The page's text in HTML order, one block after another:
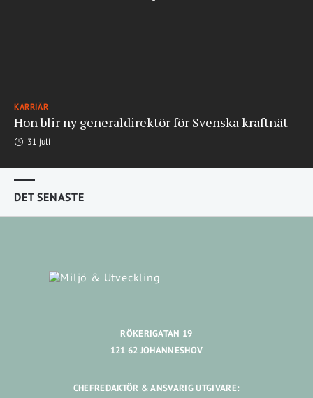
KARRIÄR
Hon blir ny generaldirektör för Svenska kraftnät
31 juli
DET SENASTE
RÖKERIGATAN 19
121 62 JOHANNESHOV
CHEFREDAKTÖR & ANSVARIG UTGIVARE: